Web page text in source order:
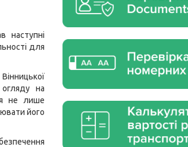
наступні
для
на
не лише
його